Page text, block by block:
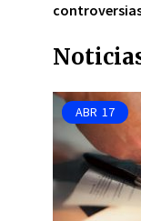
ABR 17